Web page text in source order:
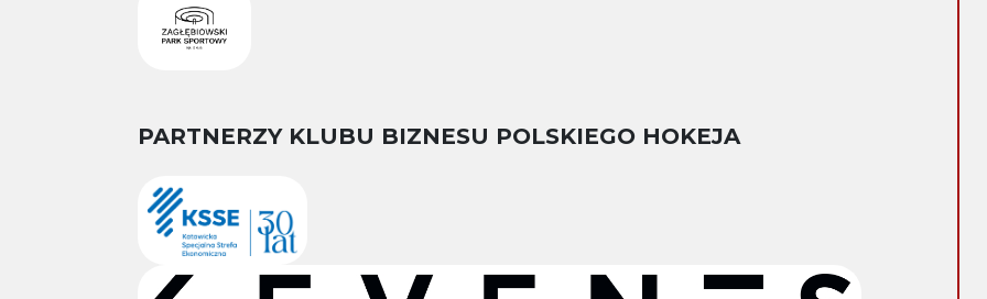
PARTNERZY KLUBU BIZNESU POLSKIEGO HOKEJA